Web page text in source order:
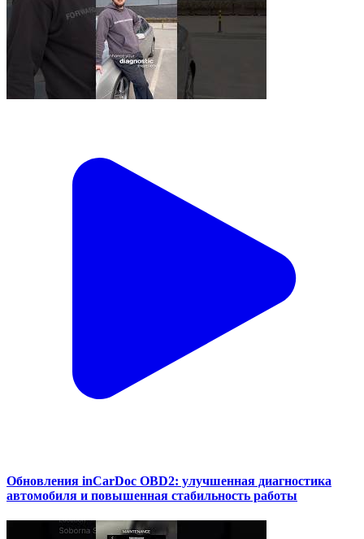
Обновления inCarDoc OBD2: улучшенная диагностика
автомобиля и повышенная стабильность работы